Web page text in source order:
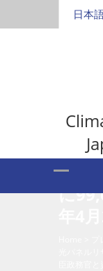
日本
【
光
化
大臣
に